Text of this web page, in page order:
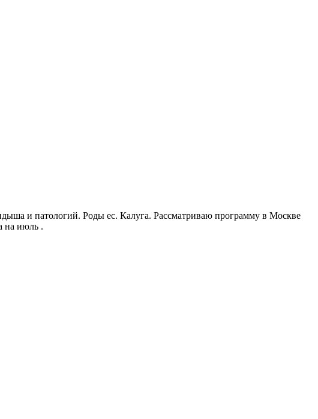
и патологий. Роды ес. Калуга. Рассматриваю программу в Москве
на июль .